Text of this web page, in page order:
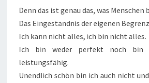
Denn das ist genau das, was Menschen
Das Eingeständnis der eigenen
Ich kann nicht alles, ich bin nicht alles.
Ich bin weder perfekt noch bin
leistungsfähig.
Unendlich schön bin ich auch nicht